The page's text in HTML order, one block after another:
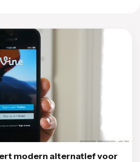
modern alternatief voor